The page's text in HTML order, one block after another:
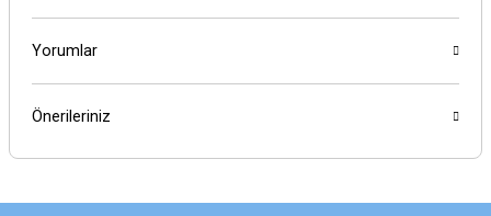
Yorumlar
Önerileriniz